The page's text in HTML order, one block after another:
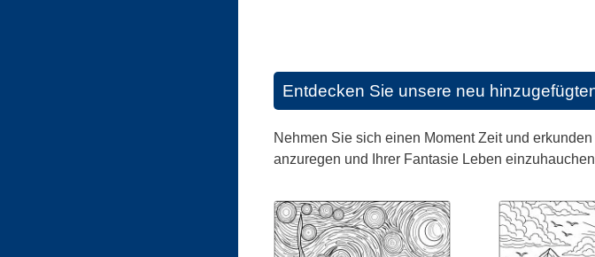
Entdecken Sie unsere neu
Nehmen Sie sich einen Moment Zeit und
anzuregen und Ihrer Fantasie Leben